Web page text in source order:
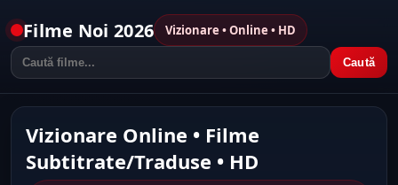
Filme Noi 2026 Vizionare • Online • HD
Caută
Vizionare Online • Filme
Subtitrate/Traduse • HD